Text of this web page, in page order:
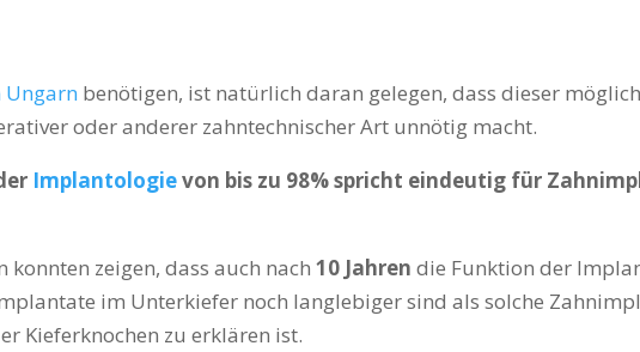
Ungarn benötigen, ist natürlich daran gelegen, dass dieser
oder anderer zahntechnischer Art unnötig macht.
Implantologievon bis zu 98% spricht eindeutig für
konnten zeigen, dass auch nach10 Jahren die Funktion der
im Unterkiefer noch langlebiger sind als solche
Kieferknochen zu erklären ist.